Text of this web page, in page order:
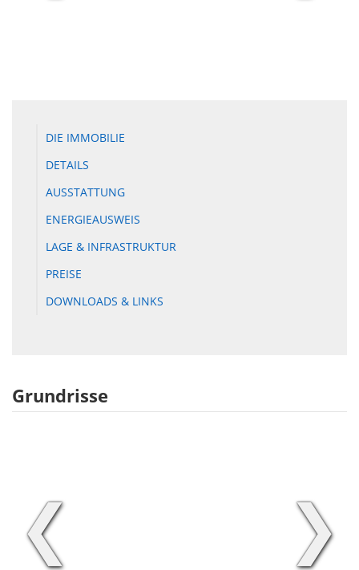
DIE IMMOBILIE
DETAILS
AUSSTATTUNG
ENERGIEAUSWEIS
LAGE & INFRASTRUKTUR
PREISE
DOWNLOADS & LINKS
Grundrisse
❮ ❯